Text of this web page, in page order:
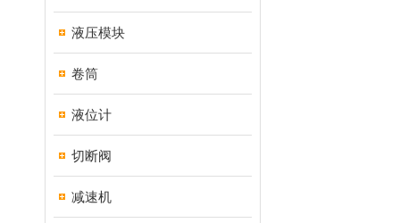
液压模块
卷筒
液位计
切断阀
减速机